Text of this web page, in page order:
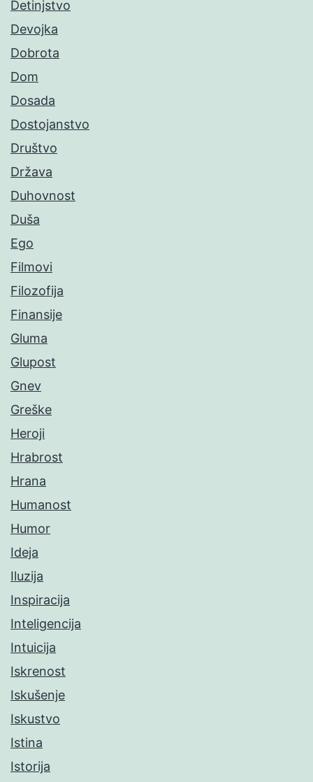
Detinjstvo
Devojka
Dobrota
Dom
Dosada
Dostojanstvo
Društvo
Država
Duhovnost
Duša
Ego
Filmovi
Filozofija
Finansije
Gluma
Glupost
Gnev
Greške
Heroji
Hrabrost
Hrana
Humanost
Humor
Ideja
Iluzija
Inspiracija
Inteligencija
Intuicija
Iskrenost
Iskušenje
Iskustvo
Istina
Istorija